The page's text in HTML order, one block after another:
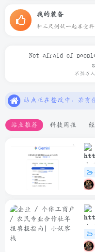
我的装备
Not afraid of
不怕万
站点推荐 科技周报
社